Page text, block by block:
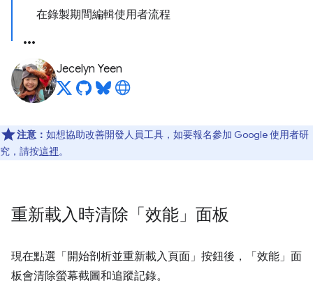
在錄製期間編輯使用者流程
Jecelyn Yeen
注意： 如想協助改善開發人員工具，如要報名參加 Google 使用者研
究，請按這裡。
重新載入時清除「效能」面板
現在點選「開始剖析並重新載入頁面」 按鈕後，「效能」 面
板會清除螢幕截圖和追蹤記錄。